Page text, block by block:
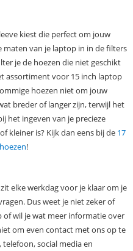
kiest die perfect om jouw
maten van je laptop in in de filters
je de hoezen die niet geschikt
assortiment voor 15 inch laptop
hoezen niet om jouw
breder of langer zijn, terwijl het
het ingeven van je precieze
kleiner is? Kijk dan eens bij de 17
!
elke werkdag voor je klaar om je
Dus weet je niet zeker of
wil je wat meer informatie over
om even contact met ons op te
telefoon, social media en